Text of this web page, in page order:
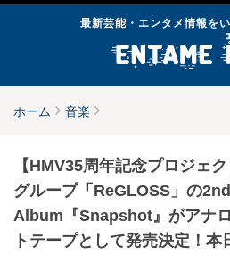
最新芸能・エンタメ情報を
ホーム 音楽
【HMV35周年記念プロジェ
グループ「ReGLOSS」の2nd
Album『Snapshot』がアナ
トテープとして発売決定！本